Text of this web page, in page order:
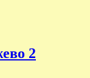
2